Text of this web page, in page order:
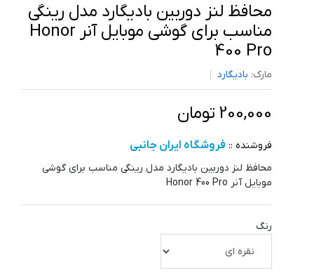
محافظ لنز دوربین بادیگارد مدل رینگی
مناسب برای گوشی موبایل آنر Honor
400 Pro
مارک: بادیگارد
200,000 تومان
فروشنده :: فروشگاه ایران جانبی
محافظ لنز دوربین بادیگارد مدل رینگی مناسب برای گوشی
موبایل آنر Honor 400 Pro
رنگ